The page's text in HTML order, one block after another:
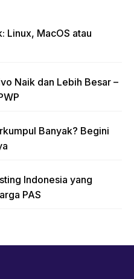
Linux, MacOS atau
Naik dan Lebih Besar –
Banyak? Begini
Indonesia yang
PAS